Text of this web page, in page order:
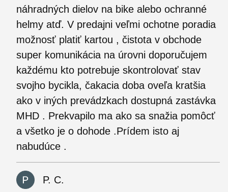
náhradných dielov na bike alebo ochranné
helmy atď. V predajni veľmi ochotne poradia
možnosť platiť kartou , čistota v obchode
super komunikácia na úrovni doporučujem
každému kto potrebuje skontrolovať stav
svojho bycikla, čakacia doba oveľa kratšia
ako v iných prevádzkach dostupná zastávka
MHD . Prekvapilo ma ako sa snažia pomôcť
a všetko je o dohode .Prídem isto aj
nabudúce .
P. C.